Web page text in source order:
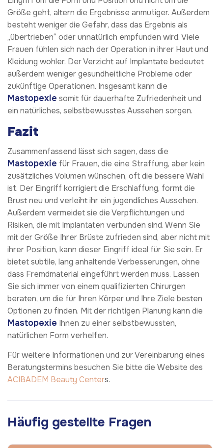
Größe geht, altern die Ergebnisse anmutiger. Außerdem
besteht weniger die Gefahr, dass das Ergebnis als
„übertrieben“ oder unnatürlich empfunden wird. Viele
Frauen fühlen sich nach der Operation in ihrer Haut und
Kleidung wohler. Der Verzicht auf Implantate bedeutet
außerdem weniger gesundheitliche Probleme oder
zukünftige Operationen. Insgesamt kann die
Mastopexie somit für dauerhafte Zufriedenheit und
ein natürliches, selbstbewusstes Aussehen sorgen.
Fazit
Zusammenfassend lässt sich sagen, dass die
Mastopexie für Frauen, die eine Straffung, aber kein
zusätzliches Volumen wünschen, oft die bessere Wahl
ist. Der Eingriff korrigiert die Erschlaffung, formt die
Brust neu und verleiht ihr ein jugendliches Aussehen.
Außerdem vermeidet sie die Verpflichtungen und
Risiken, die mit Implantaten verbunden sind. Wenn Sie
mit der Größe Ihrer Brüste zufrieden sind, aber nicht mit
ihrer Position, kann dieser Eingriff ideal für Sie sein. Er
bietet subtile, lang anhaltende Verbesserungen, ohne
dass Fremdmaterial eingeführt werden muss. Lassen
Sie sich immer von einem qualifizierten Chirurgen
beraten, um die für Ihren Körper und Ihre Ziele besten
Optionen zu finden. Mit der richtigen Planung kann die
Mastopexie Ihnen zu einer selbstbewussten,
natürlichen Form verhelfen.
Für weitere Informationen und zur Vereinbarung eines
Beratungstermins besuchen Sie bitte die Website des
ACIBADEM Beauty Centers.
Häufig gestellte Fragen